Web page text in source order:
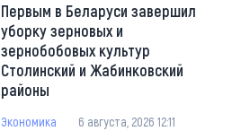
Первым в Беларуси завершил
уборку зерновых и
зернобобовых культур
Столинский и Жабинковский
районы
Экономика 6 августа, 2026 12:11